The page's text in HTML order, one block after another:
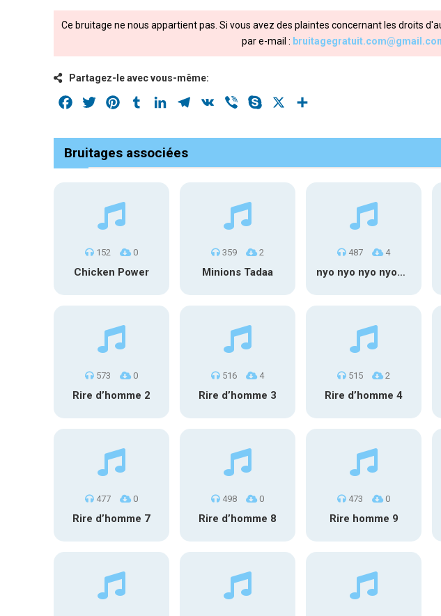
Ce bruitage ne nous appartient pas. Si vous avez des plaintes concernant les droits
par e-mail :
Partagez-le avec vous-même:
Facebook
Twitter PinterestTumblrLinkedInTelegram
VK Viber Skype
Bruitages associées
152 0
Chicken Power
359 2
Minions Tadaa
487 4
nyo nyo nyo nyoooo
573 0
Rire d’homme 2
516 4
Rire d’homme 3
515 2
Rire d’homme 4
477 0
Rire d’homme 7
498 0
Rire d’homme 8
473 0
Rire homme 9